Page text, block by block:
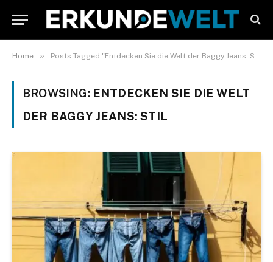
Home » Posts Tagged "Entdecken Sie die Welt der Baggy Jeans: Stil"
BROWSING: ENTDECKEN SIE DIE WELT
DER BAGGY JEANS: STIL